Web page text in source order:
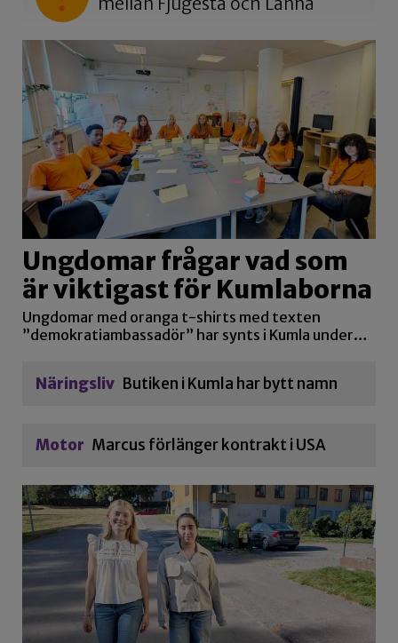
Ungdomar frågar vad som
är viktigast för Kumlaborna
Ungdomar med oranga t-shirts med texten
”demokratiambassadör” har synts i Kumla under…
Näringsliv Butiken i Kumla har bytt namn
Motor Marcus förlänger kontrakt i USA